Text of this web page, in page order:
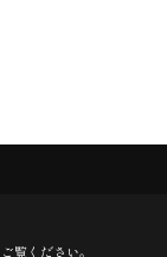
覧ください。